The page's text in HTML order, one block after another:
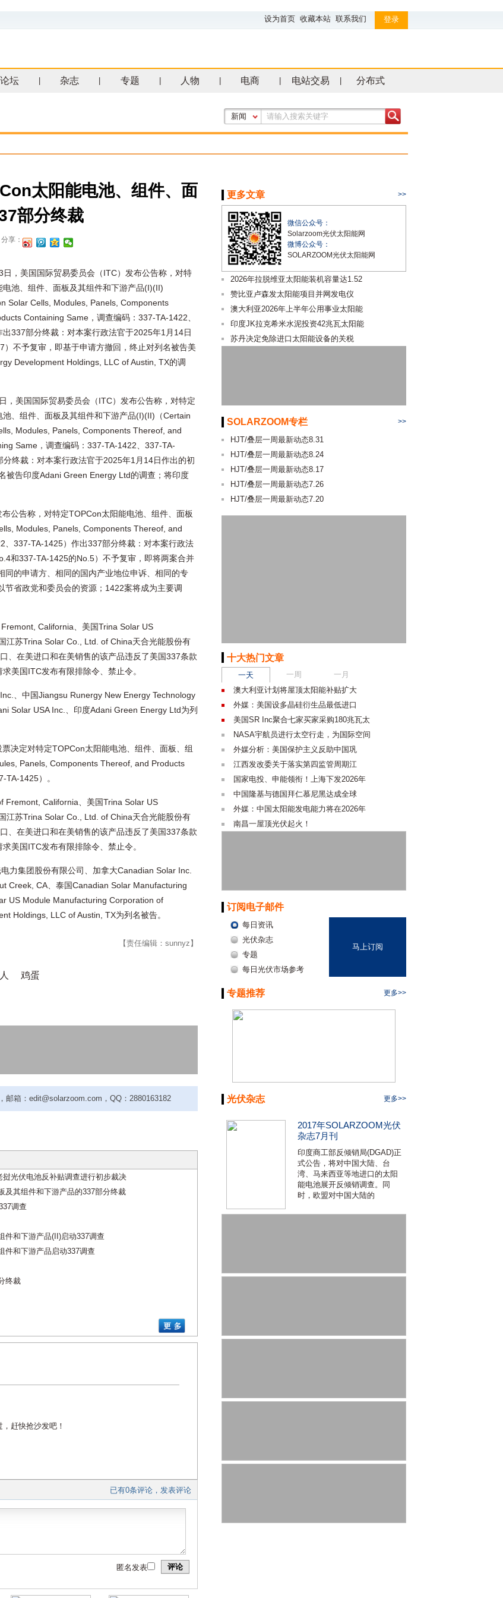
设为首页 收藏本站 联系我们 登录
论坛 杂志 专题 人物 电商 电站交易 分布式
新闻
太阳能电池、组件、面
部分终裁
分享：
日，美国国际贸易委员会（ITC）发布公告称，对特
电池、组件、面板及其组件和下游产品(I)(II)
Solar Cells, Modules, Panels, Components
Containing Same，调查编码：337-TA-1422、
337部分终裁：对本案行政法官于2025年1月14日
）不予复审，即基于申请方撤回，终止对列名被告美
Development Holdings, LLC of Austin, TX的调
，美国国际贸易委员会（ITC）发布公告称，对特定
池、组件、面板及其组件和下游产品(I)(II)（Certain
Modules, Panels, Components Thereof, and
Same，调查编码：337-TA-1422、337-TA-
分终裁：对本案行政法官于2025年1月14日作出的初
被告印度Adani Green Energy Ltd的调查；将印度
公告称，对特定TOPCon太阳能电池、组件、面板
Modules, Panels, Components Thereof, and
337-TA-1425）作出337部分终裁：对本案行政法
和337-TA-1425的No.5）不予复审，即将两案合并
的申请方、相同的国内产业地位申诉、相同的专
省政党和委员会的资源；1422案将成为主要调
California、美国Trina Solar US
江苏Trina Solar Co., Ltd. of China天合光能股份有
、在美进口和在美销售的该产品违反了美国337条款
美国ITC发布有限排除令、禁止令。
、中国Jiangsu Runergy New Energy Technology
Solar USA Inc.、印度Adani Green Energy Ltd为列
决定对特定TOPCon太阳能电池、组件、面板、组
Panels, Components Thereof, and Products
1425）。
Fremont, California、美国Trina Solar US
江苏Trina Solar Co., Ltd. of China天合光能股份有
、在美进口和在美销售的该产品违反了美国337条款
美国ITC发布有限排除令、禁止令。
力集团股份有限公司、加拿大Canadian Solar Inc.
Creek, CA、泰国Canadian Solar Manufacturing
US Module Manufacturing Corporation of
Holdings, LLC of Austin, TX为列名被告。
【责任编辑：sunnyz】
鸡蛋
箱：edit@solarzoom.com，QQ：2880163182
光伏电池反补贴调查进行初步裁决
及其组件和下游产品的337部分终裁
调查
件和下游产品(II)启动337调查
件和下游产品启动337调查
终裁
赶快抢沙发吧！
已有0条评论，发表评论
评论
匿名发表
更多文章 >>
微信公众号：
Solarzoom光伏太阳能网
微博公众号：
SOLARZOOM光伏太阳能网
2026年拉脱维亚太阳能装机容量达1.52
赞比亚卢森发太阳能项目并网发电仪
澳大利亚2026年上半年公用事业太阳能
印度JK拉克希米水泥投资42兆瓦太阳能
苏丹决定免除进口太阳能设备的关税
SOLARZOOM专栏 >>
HJT/叠层一周最新动态8.31
HJT/叠层一周最新动态8.24
HJT/叠层一周最新动态8.17
HJT/叠层一周最新动态7.26
HJT/叠层一周最新动态7.20
十大热门文章
一天 一周
一月
澳大利亚计划将屋顶太阳能补贴扩大
外媒：美国设多晶硅衍生品最低进口
美国SR Inc聚合七家买家采购180兆瓦太
NASA宇航员进行太空行走，为国际空间
外媒分析：美国保护主义反助中国巩
江西发改委关于落实第四监管周期江
国家电投、申能领衔！上海下发2026年
中国隆基与德国拜仁慕尼黑达成全球
外媒：中国太阳能发电能力将在2026年
南昌一屋顶光伏起火！
订阅电子邮件
每日资讯
光伏杂志
专题
每日光伏市场参考
马上订阅
专题推荐 更多>>
光伏杂志 更多>>
2017年SOLARZOOM光伏
杂志7月刊
印度商工部反倾销局(DGAD)正
式公告，将对中国大陆、台
湾、马来西亚等地进口的太阳
能电池展开反倾销调查。同
时，欧盟对中国大陆的